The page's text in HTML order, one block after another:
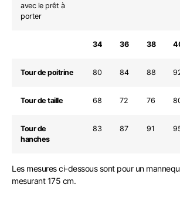
avec le prêt à
porter
34 36 38
Tour de poitrine 80 84 88
Tour de taille 68 72 76
Tour de
hanches
83 87 91
Les mesures ci-dessous sont pour un
mesurant 175 cm.